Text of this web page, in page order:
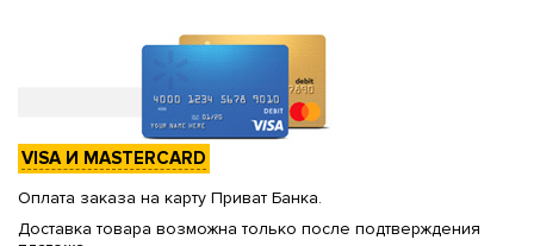
VISA И MASTERCARD
Оплата заказа на карту Приват Банка.
Доставка товара возможна только после подтверждения